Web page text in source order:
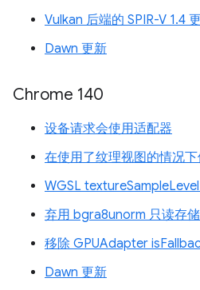
Vulkan 后端的 SPIR-V 1.4
Dawn 更新
Chrome 140
设备请求会使用适配器
在使用了纹理视图的情况
WGSL
弃用 bgra8unorm 只读存
移除 GPUAdapter
Dawn 更新